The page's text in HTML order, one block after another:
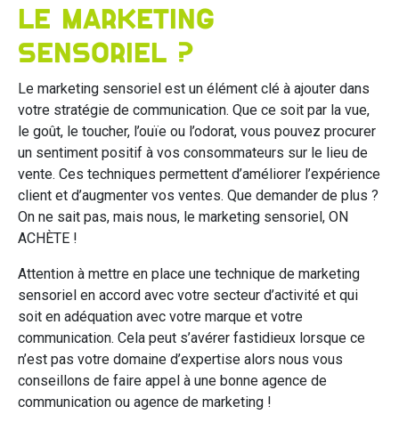
le marketing
sensoriel ?
Le marketing sensoriel est un élément clé à ajouter dans
votre stratégie de communication. Que ce soit par la vue,
le goût, le toucher, l’ouïe ou l’odorat, vous pouvez procurer
un sentiment positif à vos consommateurs sur le lieu de
vente. Ces techniques permettent d’améliorer l’expérience
client et d’augmenter vos ventes. Que demander de plus ?
On ne sait pas, mais nous, le marketing sensoriel, ON
ACHÈTE !
Attention à mettre en place une technique de marketing
sensoriel en accord avec votre secteur d’activité et qui
soit en adéquation avec votre marque et votre
communication. Cela peut s’avérer fastidieux lorsque ce
n’est pas votre domaine d’expertise alors nous vous
conseillons de faire appel à une bonne agence de
communication ou agence de marketing !